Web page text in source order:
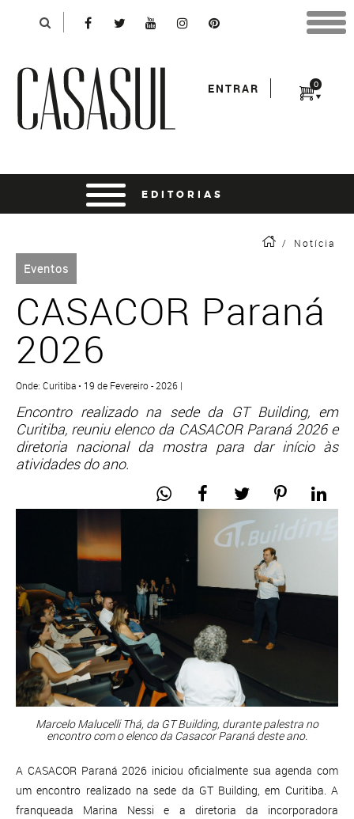
0
ENTRAR
/ Notícia
Eventos
CASACOR Paraná
2026
Onde: Curitiba • 19 de Fevereiro - 2026 |
Encontro realizado na sede da GT Building, em
Curitiba, reuniu elenco da CASACOR Paraná 2026 e
diretoria nacional da mostra para dar início às
atividades do ano.
Marcelo Malucelli Thá, da GT Building, durante palestra no
encontro com o elenco da Casacor Paraná deste ano.
A CASACOR Paraná 2026 iniciou oficialmente sua agenda com
um encontro realizado na sede da GT Building, em Curitiba. A
franqueada Marina Nessi e a diretoria da incorporadora
*Para finalizar sua compra informe seu e-mail:
*Senha:
entrar usando o facebook